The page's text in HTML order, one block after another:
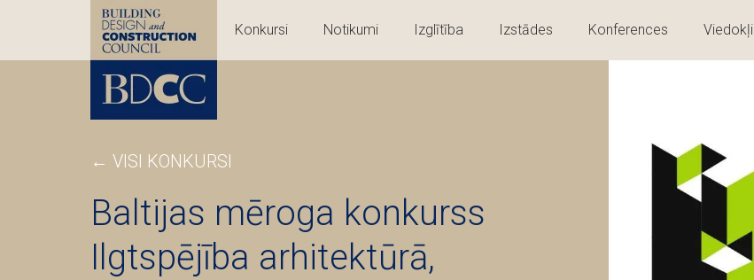
Konkursi Notikumi Izglītība Izstādes Konferences Viedokļi
← VISI KONKURSI
Baltijas mēroga konkurss
Ilgtspējība arhitektūrā,